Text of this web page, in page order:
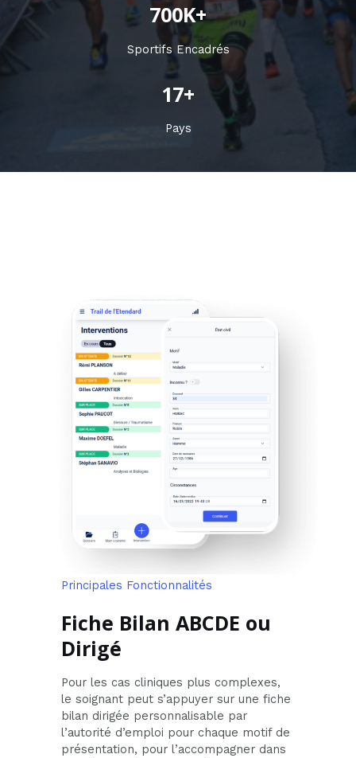
700K+
Sportifs Encadrés
17+
Pays
Principales Fonctionnalités
Fiche Bilan ABCDE ou
Dirigé
Pour les cas cliniques plus complexes,
le soignant peut s’appuyer sur une fiche
bilan dirigée personnalisable par
l’autorité d’emploi pour chaque motif de
présentation, pour l’accompagner dans